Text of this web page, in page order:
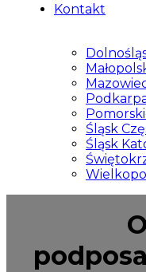
Kontakt
Śląsk
Śląsk